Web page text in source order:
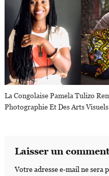
La Congolaise Pamela Tulizo
Photographie Et Des Arts
Laisser un
Votre adresse e-mail ne sera